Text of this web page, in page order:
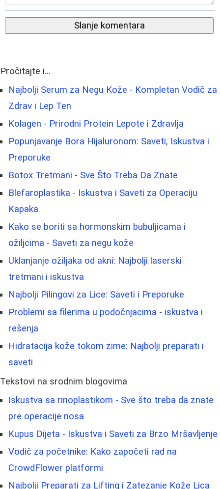
Slanje komentara
Pročitajte i...
Najbolji Serum za Negu Kože - Kompletan Vodič za
Zdrav i Lep Ten
Kolagen - Prirodni Protein Lepote i Zdravlja
Popunjavanje Bora Hijaluronom: Saveti, Iskustva i
Preporuke
Botox Tretmani - Sve Što Treba Da Znate
Blefaroplastika - Iskustva i Saveti za Operaciju
Kapaka
Kako se boriti sa hormonskim bubuljicama i
ožiljcima - Saveti za negu kože
Uklanjanje ožiljaka od akni: Najbolji laserski
tretmani i iskustva
Najbolji Pilingovi za Lice: Saveti i Preporuke
Problemi sa filerima u podočnjacima - iskustva i
rešenja
Hidratacija kože tokom zime: Najbolji preparati i
saveti
Tekstovi na srodnim blogovima
Iskustva sa rinoplastikom - Sve što treba da znate
pre operacije nosa
Kupus Dijeta - Iskustva i Saveti za Brzo Mršavljenje
Vodič za početnike: Kako započeti rad na
CrowdFlower platformi
Najbolji Preparati za Lifting i Zatezanje Kože Lica